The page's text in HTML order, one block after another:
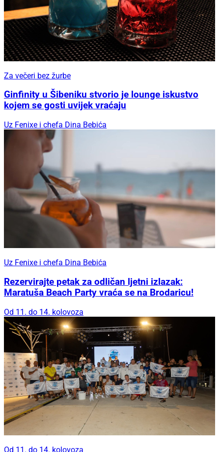
Za večeri bez žurbe
Ginfinity u Šibeniku stvorio je lounge iskustvo
kojem se gosti uvijek vraćaju
Uz Fenixe i chefa Dina Bebića
Uz Fenixe i chefa Dina Bebića
Rezervirajte petak za odličan ljetni izlazak:
Maratuša Beach Party vraća se na Brodaricu!
Od 11. do 14. kolovoza
Od 11. do 14. kolovoza